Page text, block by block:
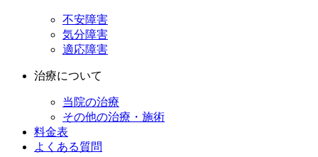
不安障害
気分障害
適応障害
治療について
当院の治療
その他の治療・施術
料金表
よくある質問